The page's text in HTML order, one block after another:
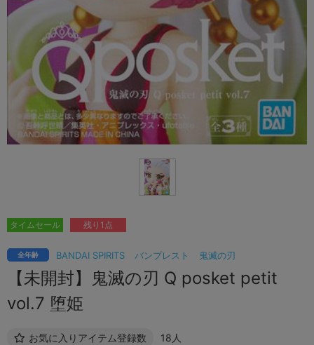
BANDAI SPIRITS バンプレスト 鬼滅の刃
全年齢
【未開封】鬼滅の刃 Q posket petit
vol.7 堕姫
お気に入りアイテム登録数 18人
タイムセール 残り1点